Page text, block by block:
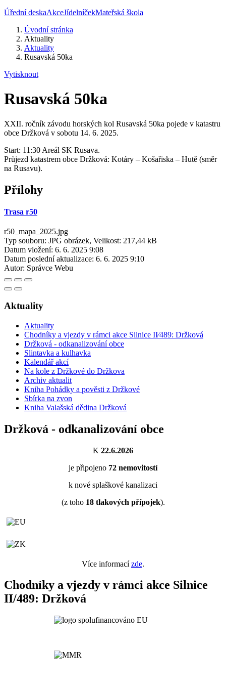
Úřední deskaAkceJídelníčekMateřská škola
Úvodní stránka
Aktuality
Aktuality
Rusavská 50ka
Vytisknout
Rusavská 50ka
XXII. ročník závodu horských kol Rusavská 50ka pojede v katastru
obce Držková v sobotu 14. 6. 2025.
Start: 11:30 Areál SK Rusava.
Průjezd katastrem obce Držková: Kotáry – Košařiska – Hutě (směr
na Rusavu).
Přílohy
Trasa r50
r50_mapa_2025.jpg
Typ souboru: JPG obrázek, Velikost: 217,44 kB
Datum vložení: 6. 6. 2025 9:08
Datum poslední aktualizace: 6. 6. 2025 9:10
Autor: Správce Webu
Aktuality
Aktuality
Chodníky a vjezdy v rámci akce Silnice II⁄489: Držková
Držková - odkanalizování obce
Slintavka a kulhavka
Kalendář akcí
Na kole z Držkové do Držkova
Archiv aktualit
Kniha Pohádky a pověsti z Držkové
Sbírka na zvon
Kniha Valašská dědina Držková
Držková - odkanalizování obce
K 22.6.2026
je připojeno 72 nemovitostí
k nové splaškové kanalizaci
(z toho 18tlakových přípojek).
Více informacízde.
Chodníky a vjezdy v rámci akce Silnice
II/489: Držková